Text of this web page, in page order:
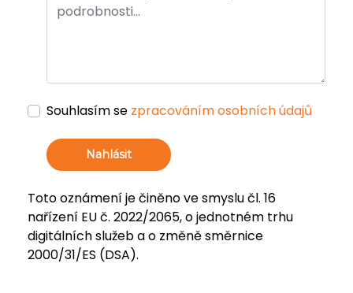
Souhlasím se zpracováním osobních údajů
Nahlásit
Toto oznámení je činěno ve smyslu čl. 16
nařízení EU č. 2022/2065, o jednotném trhu
digitálních služeb a o změně směrnice
2000/31/ES (DSA).